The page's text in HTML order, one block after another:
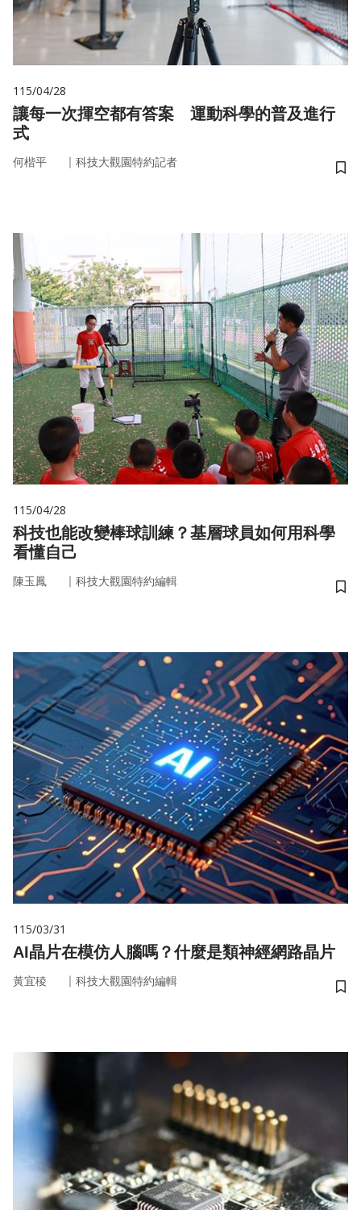
115/04/28
讓每一次揮空都有答案 運動科學的普及進行
式
何楷平 ｜ 科技大觀園特約記者
儲
115/04/28
科技也能改變棒球訓練？基層球員如何用科學
看懂自己
陳玉鳳 ｜ 科技大觀園特約編輯
儲
115/03/31
AI晶片在模仿人腦嗎？什麼是類神經網路晶片
黃宜稜 ｜ 科技大觀園特約編輯
儲